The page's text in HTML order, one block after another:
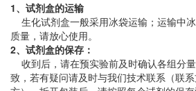
1、试剂盒的运输
生化试剂盒一般采用冰袋运输；运输中
质量，请放心使用。
2、试剂盒的保存：
收到后，请在预实验前及时确认各组分
致，若有疑问请及时与我们技术联系（联